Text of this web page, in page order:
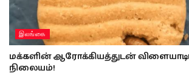
இலங்கை
மக்களின் ஆரோக்கியத்துடன்
நிலையம்!